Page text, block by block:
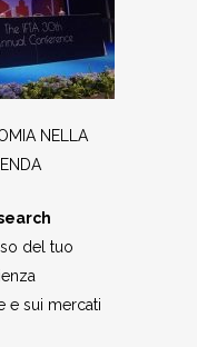
NELLA
del tuo
e sui mercati